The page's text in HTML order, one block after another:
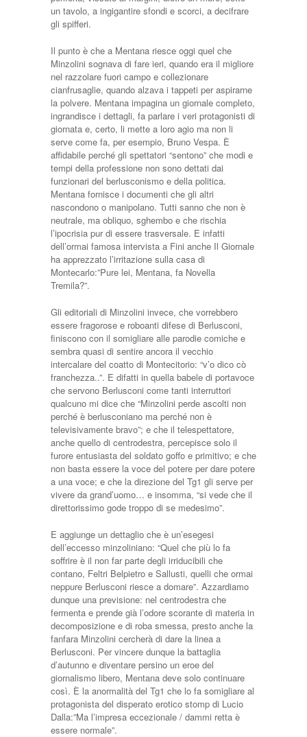
un tavolo, a ingigantire sfondi e scorci, a decifrare
gli spifferi.
Il punto è che a Mentana riesce oggi quel che
Minzolini sognava di fare ieri, quando era il migliore
nel razzolare fuori campo e collezionare
cianfrusaglie, quando alzava i tappeti per aspirarne
la polvere. Mentana impagina un giornale completo,
ingrandisce i dettagli, fa parlare i veri protagonisti di
giornata e, certo, li mette a loro agio ma non li
serve come fa, per esempio, Bruno Vespa. È
affidabile perché gli spettatori “sentono” che modi e
tempi della professione non sono dettati dai
funzionari del berlusconismo e della politica.
Mentana fornisce i documenti che gli altri
nascondono o manipolano. Tutti sanno che non è
neutrale, ma obliquo, sghembo e che rischia
l’ipocrisia pur di essere trasversale. E infatti
dell’ormai famosa intervista a Fini anche Il Giornale
ha apprezzato l’irritazione sulla casa di
Montecarlo:”Pure lei, Mentana, fa Novella
Tremila?”.
Gli editoriali di Minzolini invece, che vorrebbero
essere fragorose e roboanti difese di Berlusconi,
finiscono con il somigliare alle parodie comiche e
sembra quasi di sentire ancora il vecchio
intercalare del coatto di Montecitorio: “v’o dico cò
franchezza..”. E difatti in quella babele di portavoce
che servono Berlusconi come tanti interruttori
qualcuno mi dice che “Minzolini perde ascolti non
perché è berlusconiano ma perché non è
televisivamente bravo”; e che il telespettatore,
anche quello di centrodestra, percepisce solo il
furore entusiasta del soldato goffo e primitivo; e che
non basta essere la voce del potere per dare potere
a una voce; e che la direzione del Tg1 gli serve per
vivere da grand’uomo… e insomma, “si vede che il
direttorissimo gode troppo di se medesimo”.
E aggiunge un dettaglio che è un’esegesi
dell’eccesso minzoliniano: “Quel che più lo fa
soffrire è il non far parte degli irriducibili che
contano, Feltri Belpietro e Sallusti, quelli che ormai
neppure Berlusconi riesce a domare”. Azzardiamo
dunque una previsione: nel centrodestra che
fermenta e prende già l’odore scorante di materia in
decomposizione e di roba smessa, presto anche la
fanfara Minzolini cercherà di dare la linea a
Berlusconi. Per vincere dunque la battaglia
d’autunno e diventare persino un eroe del
giornalismo libero, Mentana deve solo continuare
così. È la anormalità del Tg1 che lo fa somigliare al
protagonista del disperato erotico stomp di Lucio
Dalla:”Ma l’impresa eccezionale / dammi retta è
essere normale”.